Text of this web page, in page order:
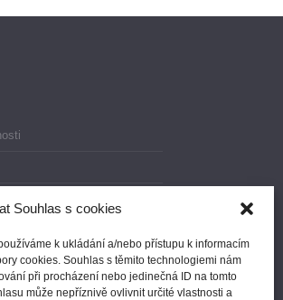
Souhlas s cookies
k ukládání a/nebo přístupu k informacím
cookies. Souhlas s těmito technologiemi nám
při procházení nebo jedinečná ID na tomto
může nepříznivě ovlivnit určité vlastnosti a